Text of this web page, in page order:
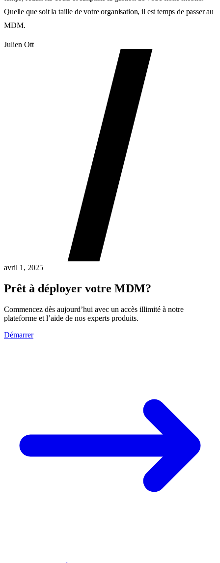
Quelle que soit la taille de votre organisation, il est temps de passer au
MDM.
Julien Ott
avril 1, 2025
Prêt à déployer votre MDM?
Commencez dès aujourd’hui avec un accès illimité à notre
plateforme et l’aide de nos experts produits.
Démarrer